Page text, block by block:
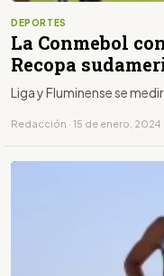
DEPORTES
La Conmebol
Recopa
Liga y Fluminense se
Redacción · 15 de enero, 2024